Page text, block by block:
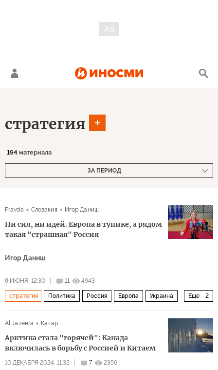
стратегия
194 материала
ЗА ПЕРИОД
Pravda Словакия Игор Даниш
Ни сил, ни идей. Европа в тупике, а рядом
такая "страшная" Россия
Игор Даниш
8 ИЮНЯ, 12:30 11 4943
Еще 2
стратегия Политика Россия Европа Украина
Al Jazeera
Катар
Арктика стала "горячей": Канада
включилась в борьбу с Россией и Китаем
10 ДЕКАБРЯ 2024, 11:32 7 2356